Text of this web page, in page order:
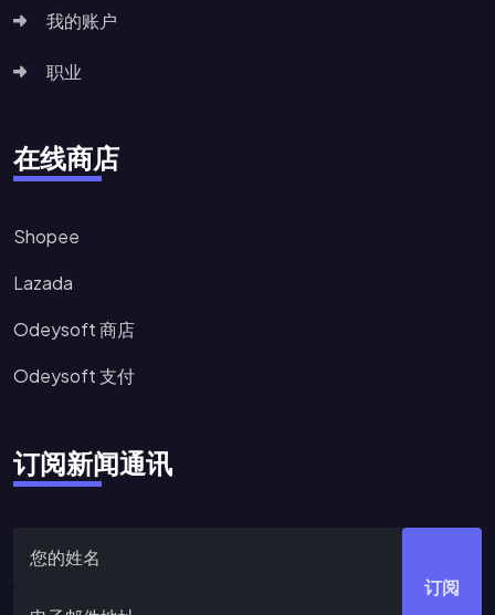
我的账户
职业
在线商店
Shopee
Lazada
Odeysoft 商店
Odeysoft 支付
订阅新闻通讯
订阅